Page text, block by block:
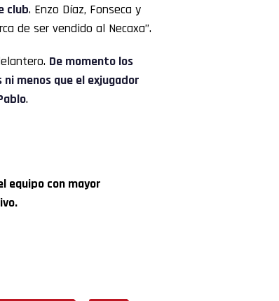
club. Enzo Díaz, Fonseca y
de ser vendido al Necaxa”.
De momento los
menos que el exjugador
.
equipo con mayor